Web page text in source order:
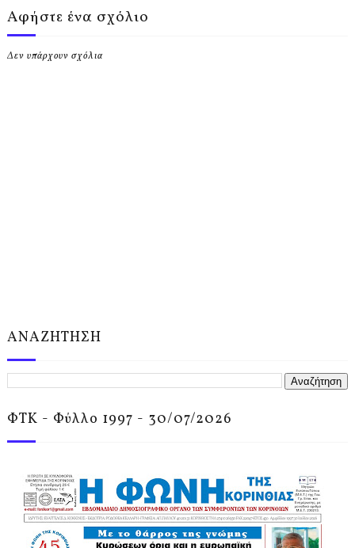
Αφήστε ένα σχόλιο
Δεν υπάρχουν σχόλια
ΑΝΑΖΗΤΗΣΗ
ΦΤΚ - Φύλλο 1997 - 30/07/2026